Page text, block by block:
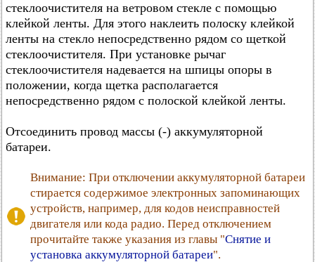
стеклоочистителя на ветровом стекле с помощью
клейкой ленты. Для этого наклеить полоску клейкой
ленты на стекло непосредственно рядом со щеткой
стеклоочистителя. При установке рычаг
стеклоочистителя надевается на шпицы опоры в
положении, когда щетка располагается
непосредственно рядом с полоской клейкой ленты.
Отсоединить провод массы (-) аккумуляторной
батареи.
Внимание: При отключении аккумуляторной батареи
стирается содержимое электронных запоминающих
устройств, например, для кодов неисправностей
двигателя или кода радио. Перед отключением
прочитайте также указания из главы "Снятие и
установка аккумуляторной батареи".